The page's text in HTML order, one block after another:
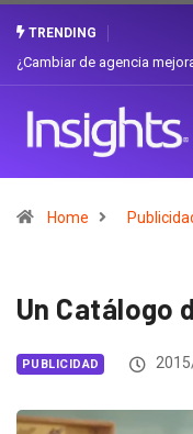
TRENDING
¿Cambiar de agencia
Home
Un Catálogo
PUBLICIDAD